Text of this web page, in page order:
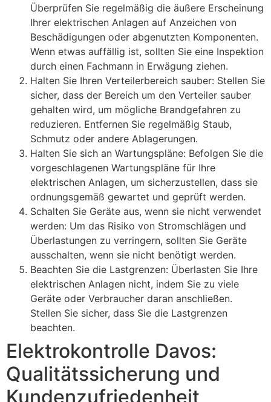
Überprüfen Sie regelmäßig die äußere Erscheinung
Ihrer elektrischen Anlagen auf Anzeichen von
Beschädigungen oder abgenutzten Komponenten.
Wenn etwas auffällig ist, sollten Sie eine Inspektion
durch einen Fachmann in Erwägung ziehen.
Halten Sie Ihren Verteilerbereich sauber: Stellen Sie
sicher, dass der Bereich um den Verteiler sauber
gehalten wird, um mögliche Brandgefahren zu
reduzieren. Entfernen Sie regelmäßig Staub,
Schmutz oder andere Ablagerungen.
Halten Sie sich an Wartungspläne: Befolgen Sie die
vorgeschlagenen Wartungspläne für Ihre
elektrischen Anlagen, um sicherzustellen, dass sie
ordnungsgemäß gewartet und geprüft werden.
Schalten Sie Geräte aus, wenn sie nicht verwendet
werden: Um das Risiko von Stromschlägen und
Überlastungen zu verringern, sollten Sie Geräte
ausschalten, wenn sie nicht benötigt werden.
Beachten Sie die Lastgrenzen: Überlasten Sie Ihre
elektrischen Anlagen nicht, indem Sie zu viele
Geräte oder Verbraucher daran anschließen.
Stellen Sie sicher, dass Sie die Lastgrenzen
beachten.
Elektrokontrolle Davos:
Qualitätssicherung und
Kundenzufriedenheit